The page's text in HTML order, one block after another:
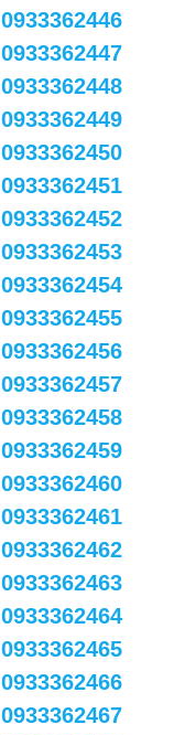
0933362446
0933362447
0933362448
0933362449
0933362450
0933362451
0933362452
0933362453
0933362454
0933362455
0933362456
0933362457
0933362458
0933362459
0933362460
0933362461
0933362462
0933362463
0933362464
0933362465
0933362466
0933362467